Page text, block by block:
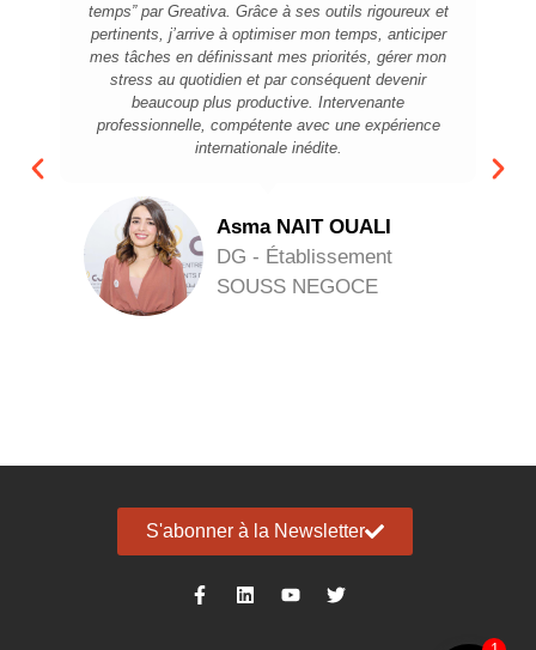
temps” par Greativa. Grâce à ses outils rigoureux et
pertinents, j’arrive à optimiser mon temps, anticiper
mes tâches en définissant mes priorités, gérer mon
stress au quotidien et par conséquent devenir
beaucoup plus productive. Intervenante
professionnelle, compétente avec une expérience
internationale inédite.
Asma NAIT OUALI
DG - Établissement
SOUSS NEGOCE
S'abonner à la Newsletter